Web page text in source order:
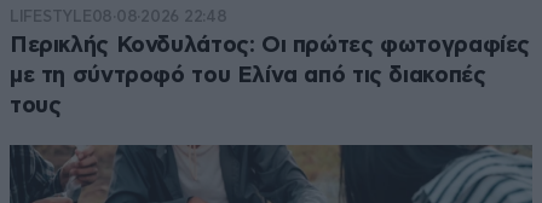
LIFESTYLE08·08·2026 22:48
Περικλής Κονδυλάτος: Οι πρώτες φωτογραφίες
με τη σύντροφό του Ελίνα από τις διακοπές
τους